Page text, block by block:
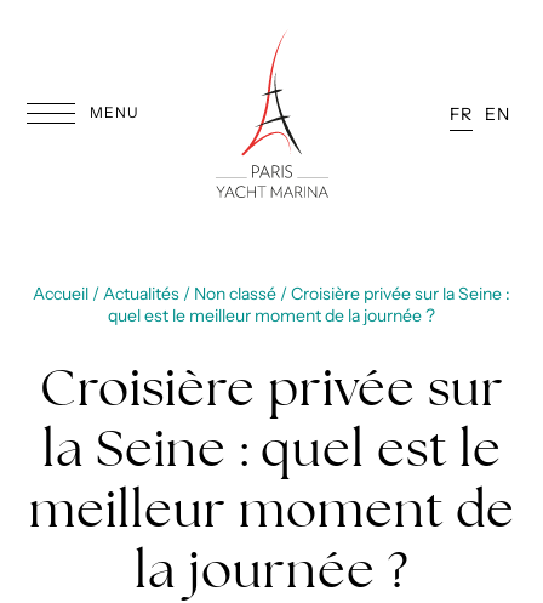
MENU FR EN
Accueil /Actualités / Non classé /Croisière privée sur la Seine :
quel est le meilleur moment de la journée ?
Croisière privée sur
la Seine : quel est le
meilleur moment de
la journée ?